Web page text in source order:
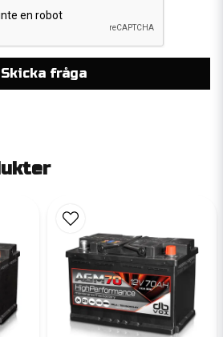
Skicka fråga